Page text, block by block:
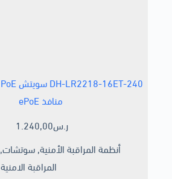
منافذ ePoE
1.240,00ر.س
أنظمة المراقبة الأمنية,سوتشات,
المراقبة الامنية